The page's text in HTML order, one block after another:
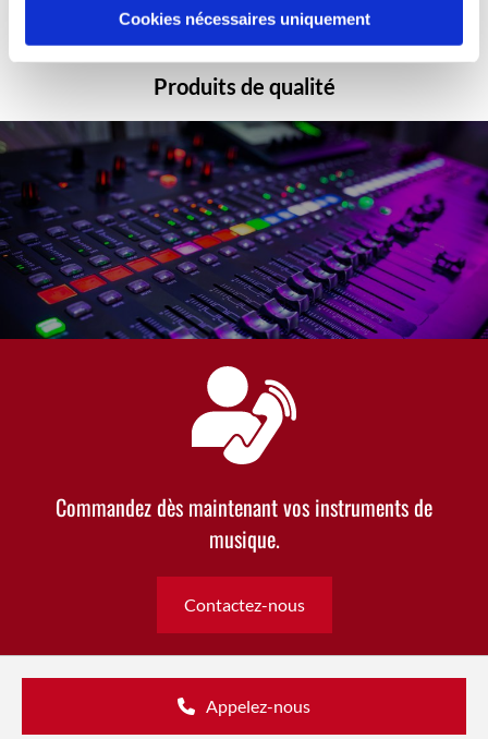
Cookies nécessaires uniquement
Produits de qualité
Commandez dès maintenant vos instruments de
musique.
Contactez-nous
Appelez-nous